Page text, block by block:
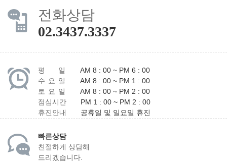
전화상담
02.3437.3337
평 일
AM 8 : 00 ~ PM 6 : 00
수 요 일
AM 8 : 00 ~ PM 1 : 00
토 요 일
AM 8 : 00 ~ PM 2 : 00
점심시간
PM 1 : 00 ~ PM 2 : 00
휴진안내
공휴일 및 일요일 휴진
빠른상담
친절하게 상담해
드리겠습니다.